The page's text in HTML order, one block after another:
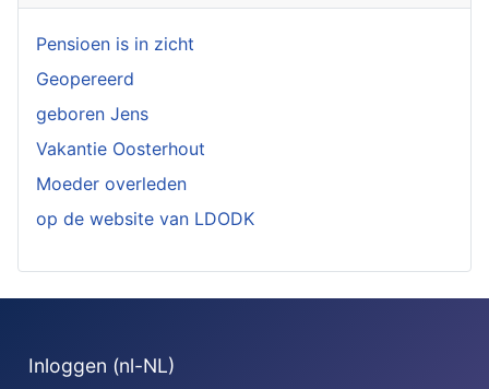
Pensioen is in zicht
Geopereerd
geboren Jens
Vakantie Oosterhout
Moeder overleden
op de website van LDODK
Inloggen (nl-NL)